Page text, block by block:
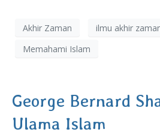
Akhir Zaman ilmu akhir
Memahami Islam
George Bernard
Ulama Islam